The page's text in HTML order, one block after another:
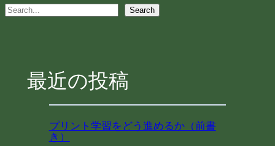
S
Search
最近の投稿
プリント学習をどう進めるか（前書
き）